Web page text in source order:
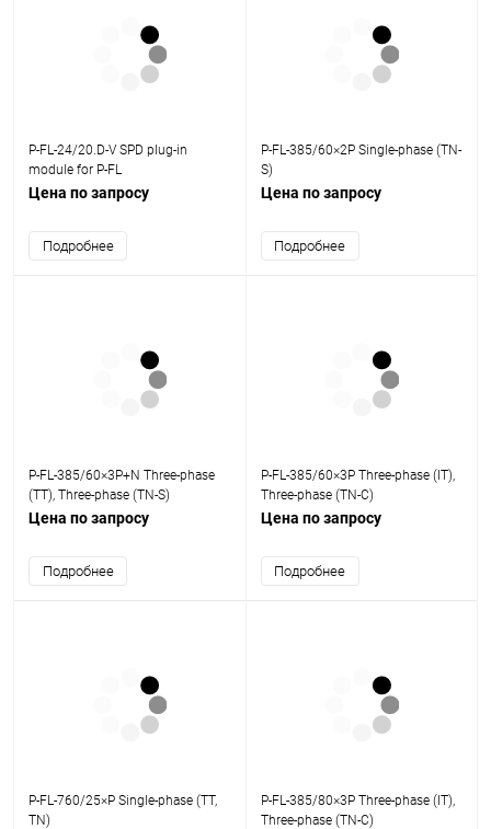
P-FL-24/20.D-V SPD plug-in
module for P-FL
Цена по запросу
Подробнее
P-FL-385/60×2P Single-phase (TN-
S)
Цена по запросу
Подробнее
P-FL-385/60×3P+N Three-phase
(TT), Three-phase (TN-S)
Цена по запросу
Подробнее
P-FL-385/60×3P Three-phase (IT),
Three-phase (TN-C)
Цена по запросу
Подробнее
P-FL-760/25×P Single-phase (TT,
TN)
P-FL-385/80×3P Three-phase (IT),
Three-phase (TN-C)